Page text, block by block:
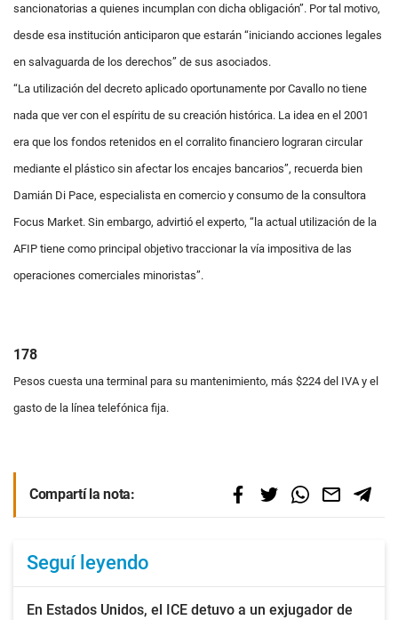
sancionatorias a quienes incumplan con dicha obligación”. Por tal motivo,
desde esa institución anticiparon que estarán “iniciando acciones legales
en salvaguarda de los derechos” de sus asociados.
“La utilización del decreto aplicado oportunamente por Cavallo no tiene
nada que ver con el espíritu de su creación histórica. La idea en el 2001
era que los fondos retenidos en el corralito financiero lograran circular
mediante el plástico sin afectar los encajes bancarios”, recuerda bien
Damián Di Pace, especialista en comercio y consumo de la consultora
Focus Market. Sin embargo, advirtió el experto, “la actual utilización de la
AFIP tiene como principal objetivo traccionar la vía impositiva de las
operaciones comerciales minoristas”.
178
Pesos cuesta una terminal para su mantenimiento, más $224 del IVA y el
gasto de la línea telefónica fija.
Compartí la nota:
Seguí leyendo
En Estados Unidos, el ICE detuvo a un exjugador de